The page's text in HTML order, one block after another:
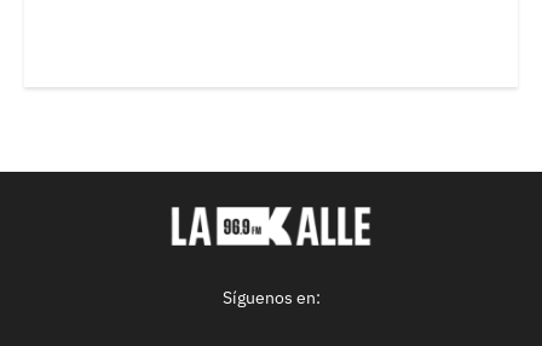
Síguenos en: